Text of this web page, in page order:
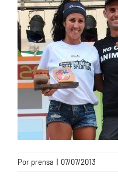
CONTACTO
Por prensa | 07/07/2013